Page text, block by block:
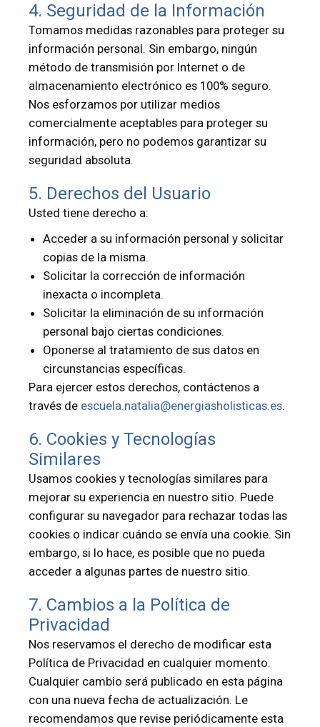
4. Seguridad de la Información
Tomamos medidas razonables para proteger su
información personal. Sin embargo, ningún
método de transmisión por Internet o de
almacenamiento electrónico es 100% seguro.
Nos esforzamos por utilizar medios
comercialmente aceptables para proteger su
información, pero no podemos garantizar su
seguridad absoluta.
5. Derechos del Usuario
Usted tiene derecho a:
Acceder a su información personal y solicitar
copias de la misma.
Solicitar la corrección de información
inexacta o incompleta.
Solicitar la eliminación de su información
personal bajo ciertas condiciones.
Oponerse al tratamiento de sus datos en
circunstancias específicas.
Para ejercer estos derechos, contáctenos a
través de escuela.natalia@energiasholisticas.es.
6. Cookies y Tecnologías
Similares
Usamos cookies y tecnologías similares para
mejorar su experiencia en nuestro sitio. Puede
configurar su navegador para rechazar todas las
cookies o indicar cuándo se envía una cookie. Sin
embargo, si lo hace, es posible que no pueda
acceder a algunas partes de nuestro sitio.
7. Cambios a la Política de
Privacidad
Nos reservamos el derecho de modificar esta
Política de Privacidad en cualquier momento.
Cualquier cambio será publicado en esta página
con una nueva fecha de actualización. Le
recomendamos que revise periódicamente esta